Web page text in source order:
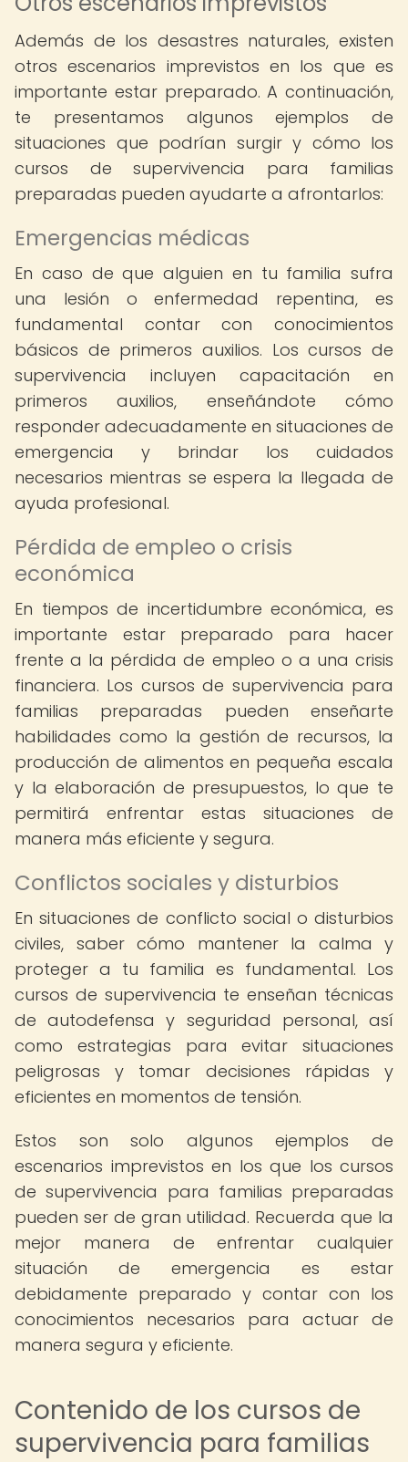
Además de los desastres naturales, existen
otros escenarios imprevistos en los que es
importante estar preparado. A continuación,
te presentamos algunos ejemplos de
situaciones que podrían surgir y cómo los
cursos de supervivencia para familias
preparadas pueden ayudarte a afrontarlos:
Emergencias médicas
En caso de que alguien en tu familia sufra
una lesión o enfermedad repentina, es
fundamental contar con conocimientos
básicos de primeros auxilios. Los cursos de
supervivencia incluyen capacitación en
primeros auxilios, enseñándote cómo
responder adecuadamente en situaciones de
emergencia y brindar los cuidados
necesarios mientras se espera la llegada de
ayuda profesional.
Pérdida de empleo o crisis
económica
En tiempos de incertidumbre económica, es
importante estar preparado para hacer
frente a la pérdida de empleo o a una crisis
financiera. Los cursos de supervivencia para
familias preparadas pueden enseñarte
habilidades como la gestión de recursos, la
producción de alimentos en pequeña escala
y la elaboración de presupuestos, lo que te
permitirá enfrentar estas situaciones de
manera más eficiente y segura.
Conflictos sociales y disturbios
En situaciones de conflicto social o disturbios
civiles, saber cómo mantener la calma y
proteger a tu familia es fundamental. Los
cursos de supervivencia te enseñan técnicas
de autodefensa y seguridad personal, así
como estrategias para evitar situaciones
peligrosas y tomar decisiones rápidas y
eficientes en momentos de tensión.
Estos son solo algunos ejemplos de
escenarios imprevistos en los que los cursos
de supervivencia para familias preparadas
pueden ser de gran utilidad. Recuerda que la
mejor manera de enfrentar cualquier
situación de emergencia es estar
debidamente preparado y contar con los
conocimientos necesarios para actuar de
manera segura y eficiente.
Contenido de los cursos de
supervivencia para familias